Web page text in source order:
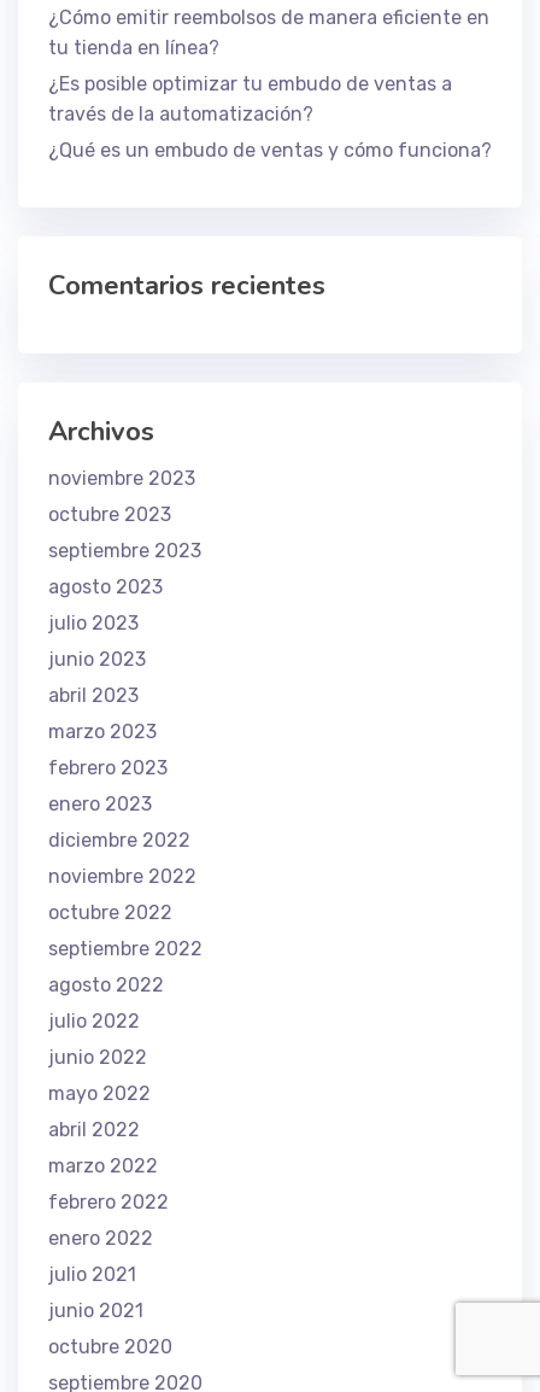
¿Cómo emitir reembolsos de manera eficiente en
tu tienda en línea?
¿Es posible optimizar tu embudo de ventas a
través de la automatización?
¿Qué es un embudo de ventas y cómo funciona?
Comentarios recientes
Archivos
noviembre 2023
octubre 2023
septiembre 2023
agosto 2023
julio 2023
junio 2023
abril 2023
marzo 2023
febrero 2023
enero 2023
diciembre 2022
noviembre 2022
octubre 2022
septiembre 2022
agosto 2022
julio 2022
junio 2022
mayo 2022
abril 2022
marzo 2022
febrero 2022
enero 2022
julio 2021
junio 2021
octubre 2020
septiembre 2020